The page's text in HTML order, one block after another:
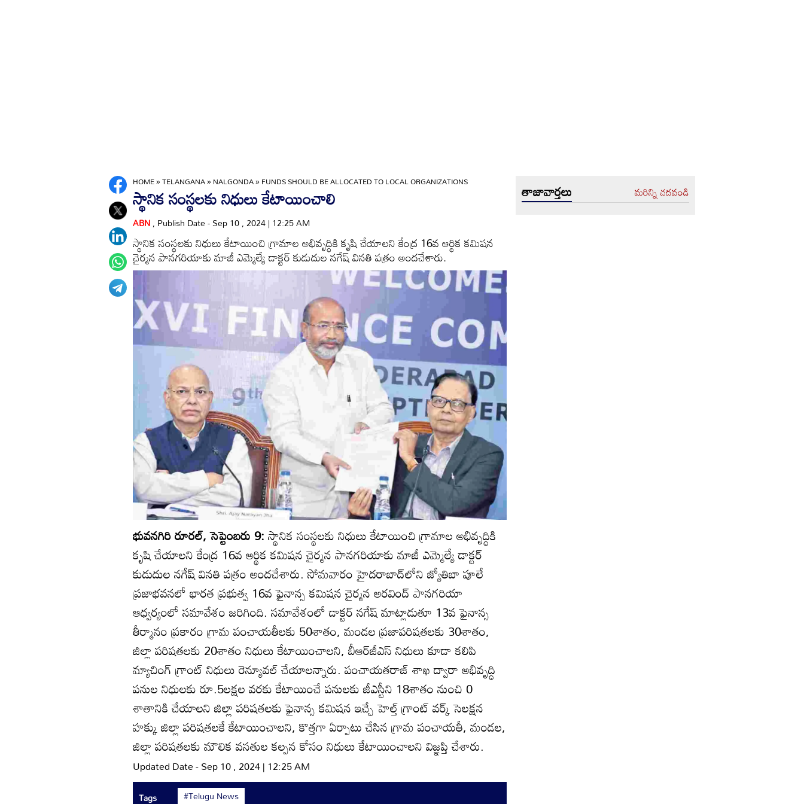
HOME»TELANGANA»NALGONDA»FUNDS SHOULD BE ALLOCATED TO LOCAL ORGANIZATIONS
స్థానిక సంస్థలకు నిధులు కేటాయించాలి
ABN, Publish Date - Sep 10 , 2024 | 12:25 AM
స్థానిక సంస్థలకు నిధులు కేటాయించి గ్రామాల అభివృద్ధికి కృషి చేయాలని కేంద్ర 16వ ఆర్థిక కమిషన
చైర్మన పానగరియాకు మాజీ ఎమ్మెల్యే డాక్టర్‌ కుడుదుల నగేష్‌ వినతి పత్రం అందచేశారు.
భువనగిరి రూరల్‌, సెప్టెంబరు 9:స్థానిక సంస్థలకు నిధులు కేటాయించి గ్రామాల అభివృద్ధికి
కృషి చేయాలని కేంద్ర 16వ ఆర్థిక కమిషన చైర్మన పానగరియాకు మాజీ ఎమ్మెల్యే డాక్టర్‌
కుడుదుల నగేష్‌ వినతి పత్రం అందచేశారు. సోమవారం హైదరాబాద్‌లోని జ్యోతిబా పూలే
ప్రజాభవనలో భారత ప్రభుత్వ 16వ ఫైనాన్స కమిషన చైర్మన అరవింద్‌ పానగరియా
ఆధ్వర్యంలో సమావేశం జరిగింది. సమావేశంలో డాక్టర్‌ నగేష్‌ మాట్లాడుతూ 13వ ఫైనాన్స
తీర్మానం ప్రకారం గ్రామ పంచాయతీలకు 50శాతం, మండల ప్రజాపరిషతలకు 30శాతం,
జిల్లా పరిషతలకు 20శాతం నిధులు కేటాయించాలని, బీఆర్‌జీఎస్‌ నిధులు కూడా కలిపి
మ్యాచింగ్‌ గ్రాంట్‌ నిధులు రెన్యూవల్‌ చేయాలన్నారు. పంచాయతరాజ్‌ శాఖ ద్వారా అభివృద్ధి
పనుల నిధులకు రూ.5లక్షల వరకు కేటాయించే పనులకు జీఎస్టీని 18శాతం నుంచి 0
శాతానికి చేయాలని జిల్లా పరిషతలకు ఫైనాన్స కమిషన ఇచ్చే హెల్త్‌ గ్రాంట్‌ వర్క్‌ సెలక్షన
హక్కు జిల్లా పరిషతలకే కేటాయించాలని, కొత్తగా ఏర్పాటు చేసిన గ్రామ పంచాయతీ, మండల,
జిల్లా పరిషతలకు మౌలిక వసతుల కల్పన కోసం నిధులు కేటాయించాలని విజ్ఞప్తి చేశారు.
Updated Date - Sep 10 , 2024 | 12:25 AM
Tags #Telugu News
తాజావార్తలు మరిన్ని చదవండి